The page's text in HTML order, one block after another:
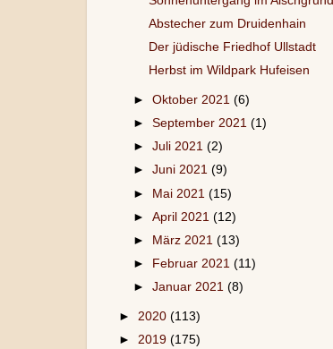
Abstecher zum Druidenhain
Der jüdische Friedhof Ullstadt
Herbst im Wildpark Hufeisen
►Oktober 2021(6)
►September 2021(1)
►Juli 2021(2)
►Juni 2021(9)
► Mai 2021(15)
►April 2021(12)
►
März 2021(13)
►
Februar 2021(11)
►Januar 2021(8)
► 2020 (113)
► 2019 (175)